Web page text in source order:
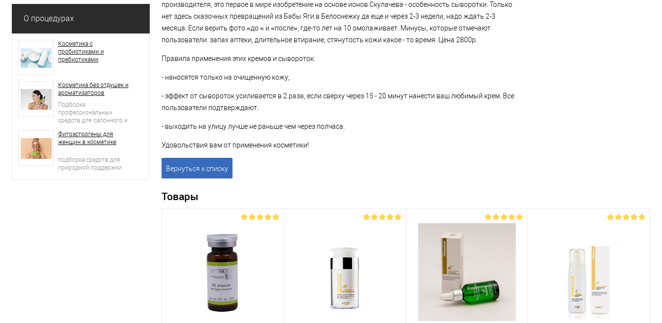
О процедурах
Косметика с
пробиотиками и
пребиотиками
Косметика без отдушек и
ароматизаторов
Подборка
профессиональных
средств для салонного и
Фитоэстрогены для
женщин в косметике
подборка средств для
природной поддержки
производителя, это первое в мире изобретение на основе ионов Скулачева - особенность сыворотки. Только
нет здесь сказочных превращений из Бабы Яги в Белоснежку да еще и через 2-3 недели, надо ждать 2-3
месяца. Если верить фото «до « и «после», где-то лет на 10 омолаживает. Минусы, которые отмечают
пользователи: запах аптеки, длительное втирание, стянутость кожи какое - то время. Цена 2800р.
Правила применения этих кремов и сывороток:
- наносятся только на очищенную кожу;
- эффект от сывороток усиливается в 2 раза, если сверху через 15 - 20 минут нанести ваш любимый крем. Все
пользователи подтверждают.
- выходить на улицу лучше не раньше чем через полчаса.
Удовольствия вам от применения косметики!
Вернуться к списку
Товары